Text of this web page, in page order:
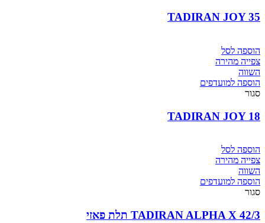
TADIRAN JOY 35
הוספה לסל
צפייה מהירה
השווה
הוספה למועדפים
סגור
TADIRAN JOY 18
הוספה לסל
צפייה מהירה
השווה
הוספה למועדפים
סגור
TADIRAN ALPHA X 42/3 תלת פאזי